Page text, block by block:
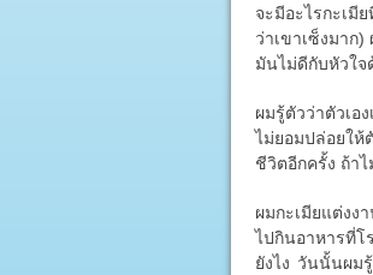
จะมีอะไรกะเมี
ว่าเขาเซ็งมาก
มันไม่ดีกับหัวใจ
ผมรู้ตัวว่าตัวเ
ไม่ยอมปล่อยให้
ชีวิตอีกครั้ง ถ้า
ผมกะเมียแต่งง
ไปกินอาหารที่โ
ยังไง วันนั้นผม